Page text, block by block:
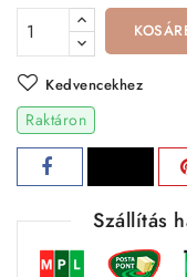
Kedvencekhez
Raktáron
Szállítás